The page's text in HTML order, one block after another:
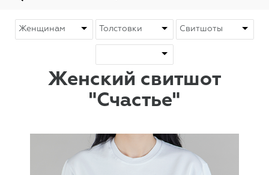
Женский свитшот
"Счастье"